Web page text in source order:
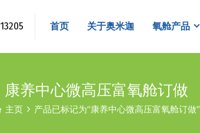
首页 关于奥米迦 氧舱产品
康养中心微高压富氧舱订做
主页 产品已标记为“康养中心微高压富氧舱订做”